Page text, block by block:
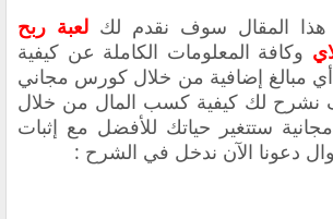
هذا المقال سوف نقدم لك لعبة ربح
وكافة المعلومات الكاملة عن كيفية
أي مبالغ إضافية من خلال كورس مجاني
نشرح لك كيفية كسب المال من خلال
ستتغير حياتك للأفضل مع إثبات
دعونا الآن ندخل في الشرح :